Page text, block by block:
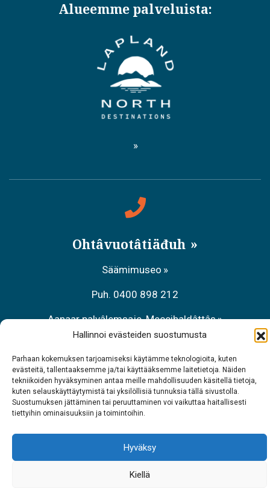
Hallinnoi evästeiden suostumusta
Parhaan kokemuksen tarjoamiseksi käytämme teknologioita, kuten
evästeitä, tallentaaksemme ja/tai käyttääksemme laitetietoja. Näiden
tekniikoiden hyväksyminen antaa meille mahdollisuuden käsitellä tietoja,
kuten selauskäyttäytymistä tai yksilöllisiä tunnuksia tällä sivustolla.
Suostumuksen jättäminen tai peruuttaminen voi vaikuttaa haitallisesti
tiettyihin ominaisuuksiin ja toimintoihin.
Hyväksy
Kiellä
Alueemme palveluista:
Ohtâvuotâtiäđuh
Säämimuseo
Puh. 0400 898 212
Aanaar palvâlemsaje, Meccihaldâttâs
Raavâdviäsu Sarrit
Puh. 040 700 6485